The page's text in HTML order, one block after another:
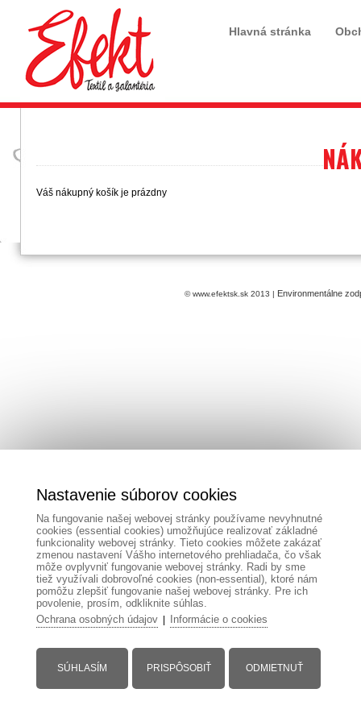
Hlavná stránka
Váš nákupný košík je prázdny
© www.efektsk.sk 2013 | Environmentálne
Nastavenie súborov cookies
Na fungovanie našej webovej stránky používame nevyhnutné
cookies (essential cookies) umožňujúce realizovať základné
funkcionality webovej stránky. Tieto cookies môžete zakázať
zmenou nastavení Vášho internetového prehliadača, čo však
môže ovplyvniť fungovanie webovej stránky. Radi by sme
tiež využívali dobrovoľné cookies (non-essential), ktoré nám
pomôžu zlepšiť fungovanie našej webovej stránky. Pre ich
povolenie, prosím, odkliknite súhlas.
Ochrana osobných údajov| Informácie o cookies
SÚHLASÍM PRISPÔSOBIŤ ODMIETNUŤ